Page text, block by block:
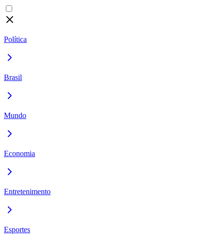
Política
Brasil
Mundo
Economia
Entretenimento
Esportes